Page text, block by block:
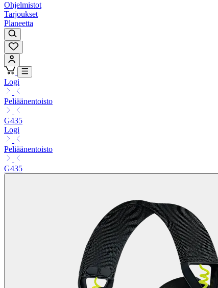
Ohjelmistot
Tarjoukset
Planeetta
Logi
Peliäänentoisto
G435
Logi
Peliäänentoisto
G435